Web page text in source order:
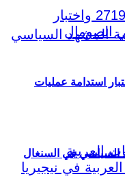
السياسي في السنغال
مقديشو: القرار 2719 واختبار استدامة عمليات